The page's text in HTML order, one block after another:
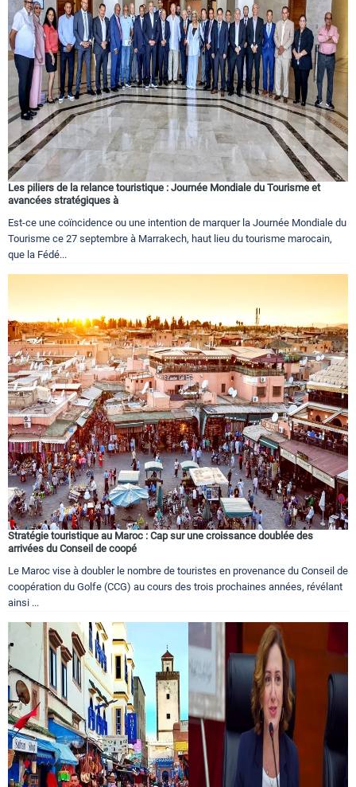
Les piliers de la relance touristique : Journée Mondiale du Tourisme et
avancées stratégiques à
Est-ce une coïncidence ou une intention de marquer la Journée Mondiale du
Tourisme ce 27 septembre à Marrakech, haut lieu du tourisme marocain,
que la Fédé...
Stratégie touristique au Maroc : Cap sur une croissance doublée des
arrivées du Conseil de coopé
Le Maroc vise à doubler le nombre de touristes en provenance du Conseil de
coopération du Golfe (CCG) au cours des trois prochaines années, révélant
ainsi ...